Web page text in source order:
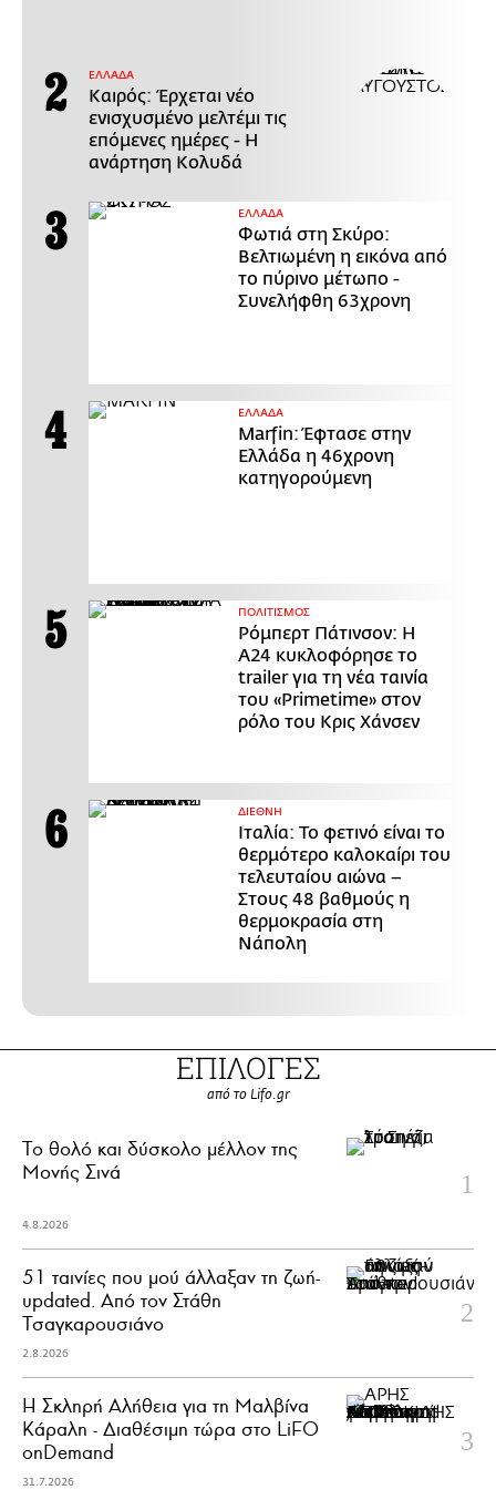
ΕΛΛΑΔΑ
Καιρός: Έρχεται νέο
ενισχυσμένο μελτέμι τις
επόμενες ημέρες - Η
ανάρτηση Κολυδά
ΕΛΛΑΔΑ
Φωτιά στη Σκύρο:
Βελτιωμένη η εικόνα από
το πύρινο μέτωπο -
Συνελήφθη 63χρονη
ΕΛΛΑΔΑ
Marfin: Έφτασε στην
Ελλάδα η 46χρονη
κατηγορούμενη
ΠΟΛΙΤΙΣΜΟΣ
Ρόμπερτ Πάτινσον: Η
Α24 κυκλοφόρησε το
trailer για τη νέα ταινία
του «Primetime» στον
ρόλο του Κρις Χάνσεν
ΔΙΕΘΝΗ
Ιταλία: Το φετινό είναι το
θερμότερο καλοκαίρι του
τελευταίου αιώνα –
Στους 48 βαθμούς η
θερμοκρασία στη
Νάπολη
ΕΠΙΛΟΓΕΣ
από το Lifo.gr
Το θολό και δύσκολο μέλλον της
Μονής Σινά
4.8.2026
51 ταινίες που μού άλλαξαν τη ζωή-
updated. Aπό τον Στάθη
Τσαγκαρουσιάνο
2.8.2026
Η Σκληρή Αλήθεια για τη Μαλβίνα
Κάραλη - Διαθέσιμη τώρα στo LiFO
onDemand
31.7.2026